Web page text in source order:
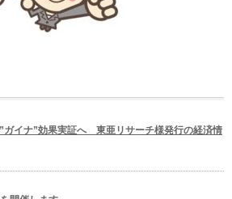
ガイナ”効果実証へ 東亜リサーチ様発行の経済情